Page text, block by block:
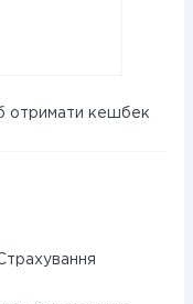
отримати кешбек